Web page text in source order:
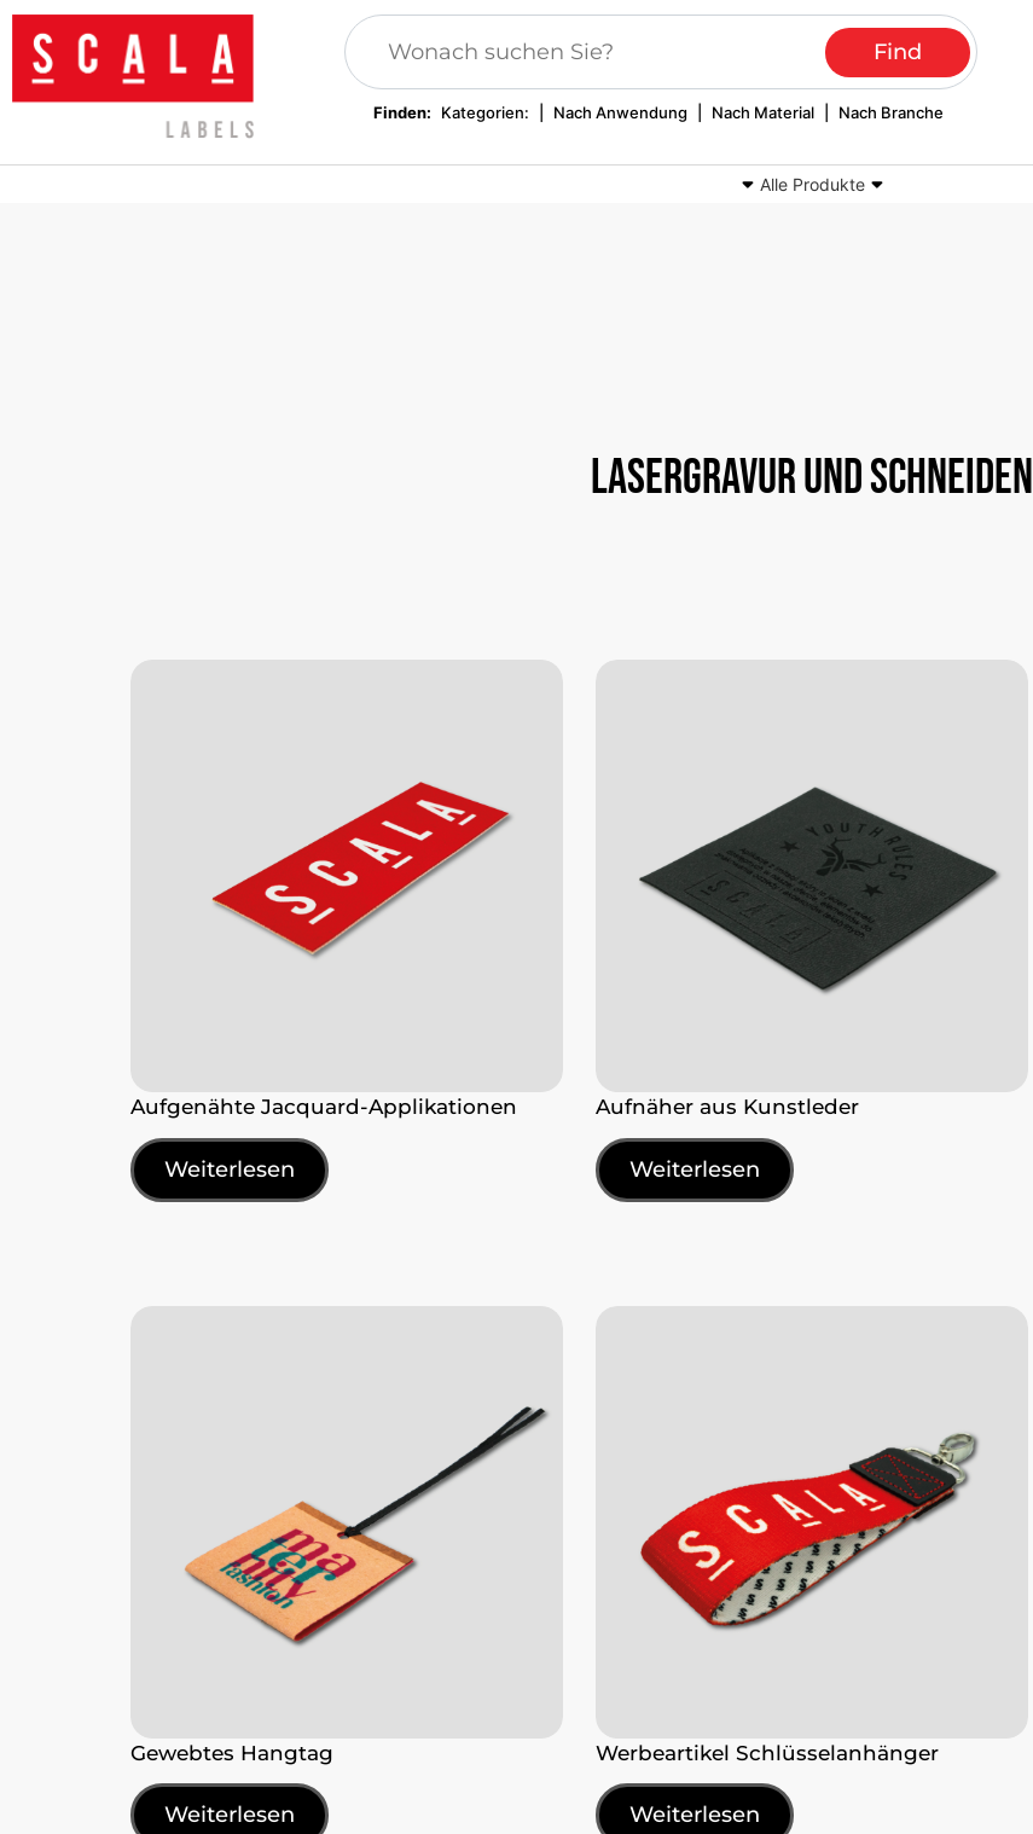
Finden: Kategorien: Nach Anwendung Nach Material Nach Branche
Alle Produkte
Lasergravur und Schneiden
Aufgenähte Jacquard-Applikationen
Weiterlesen
Aufnäher aus Kunstleder
Weiterlesen
Gewebtes Hangtag
Weiterlesen
Werbeartikel Schlüsselanhänger
Weiterlesen